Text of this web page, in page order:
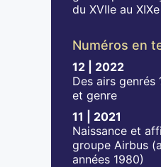
du XVIIe au
Numéros en
12 | 2022
Des airs genrés
et genre
11 | 2021
Naissance et
groupe Airbus
années 1980)